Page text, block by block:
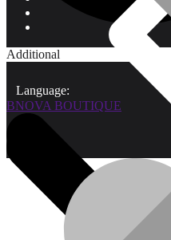
Qui sommes-nous?
Additional
Language:
BNOVA BOUTIQUE